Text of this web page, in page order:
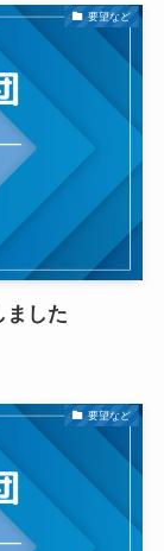
要望など
ました
要望など